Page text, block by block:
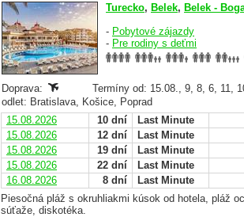
Turecko, Belek, Belek -
- Pobytové zájazdy
- Pre rodiny s deťmi
Doprava:
Termíny od: 15.08., 9, 8, 6, 11,
odlet: Bratislava, Košice, Poprad
15.08.2026
10 dní Last Minute
15.08.2026
12 dní Last Minute
15.08.2026
19 dní Last Minute
15.08.2026
22 dní Last Minute
16.08.2026
8 dní Last Minute
Piesočná pláž s okruhliakmi kúsok od hotela, pláž
súťaže, diskotéka.